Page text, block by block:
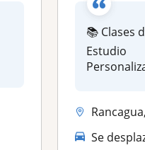
📚 Clases
Estudio
Rancagua,
Se